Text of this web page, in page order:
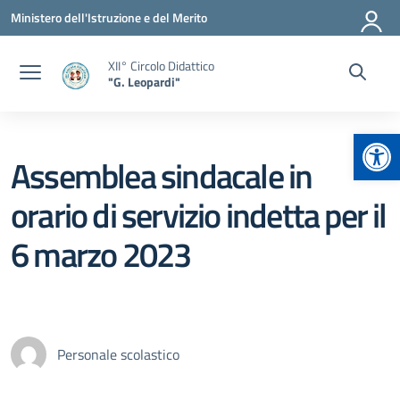
Vai ai contenuti
Vai al menu di navigazione
Vai al footer
Ministero dell'Istruzione e del Merito
XII° Circolo Didattico
"G. Leopardi"
Assemblea sindacale in
orario di servizio indetta per il
6 marzo 2023
Personale scolastico